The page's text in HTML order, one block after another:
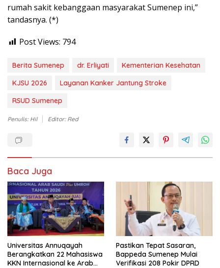
rumah sakit kebanggaan masyarakat Sumenep ini,”
tandasnya. (*)
Post Views: 794
Berita Sumenep dr. Erliyati
Kementerian Kesehatan
KJSU 2026
Layanan Kanker Jantung Stroke
RSUD Sumenep
Penulis: Hil Editor: Red
Baca Juga
Universitas Annuqayah
Berangkatkan 22 Mahasiswa
KKN Internasional ke Arab
Pastikan Tepat Sasaran,
Bappeda Sumenep Mulai
Verifikasi 208 Pokir DPRD